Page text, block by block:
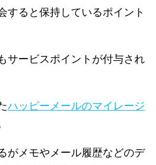
すると保持しているポイント
サービスポイントが付与され
ハッピーメールのマイレージ
がメモやメール履歴などのデ